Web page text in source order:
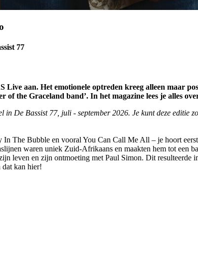
77
aan. Het emotionele optreden kreeg alleen maar
of the Graceland band’. In het magazine lees je alles
De Bassist 77, juli - september 2026. Je kunt deze editie
The Bubble en vooral You Can Call Me All – je hoort
waren uniek Zuid-Afrikaans en maakten hem tot
leven en zijn ontmoeting met Paul Simon. Dit
dat kan hier!